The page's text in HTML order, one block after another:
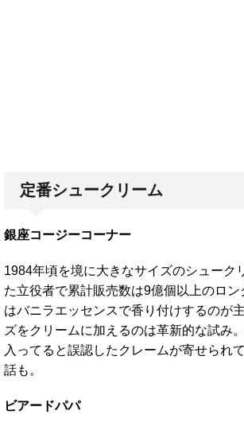
定番シュークリーム
銀座コージーコーナー
1984年頃を境に大きなサイズのシューク
た立役者で累計販売数は9億個以上のロ
はバニラエッセンスで香り付けするのが
ズをクリームに加えるのは革新的な試み
入ってると誤認したクレームが寄せられ
話も。
ビアードパパ